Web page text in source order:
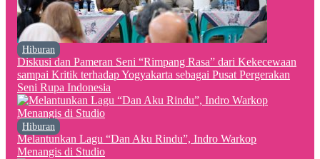
Hiburan
Diskusi dan Pameran Seni “Rimpang Rasa” dari Kekecewaan
sampai Kritik terhadap Yogyakarta sebagai Pusat Pergerakan
Seni Rupa Indonesia
Hiburan
Melantunkan Lagu “Dan Aku Rindu”, Indro Warkop
Menangis di Studio